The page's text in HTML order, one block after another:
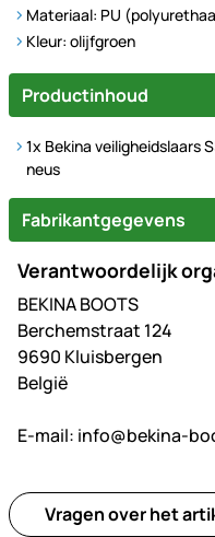
Materiaal: PU
Kleur: olijfgroen
Productinhoud
1x Bekina veiligheidslaars
neus
Fabrikantgegevens
Verantwoordelijk
BEKINA BOOTS
Berchemstraat 124
9690 Kluisbergen
België
E-mail: info@bekina-
Vragen over het